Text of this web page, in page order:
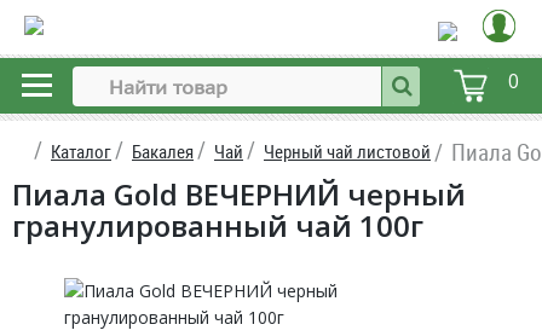
0
Каталог Бакалея Чай Черный чай листовой Пиала
Пиала Gold ВЕЧЕРНИЙ черный
гранулированный чай 100г